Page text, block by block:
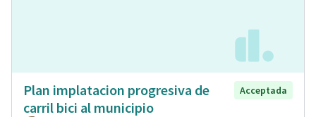
Plan implatacion progresiva de
carril bici al municipio
Acceptada